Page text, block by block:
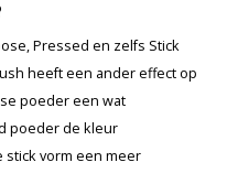
Pressed en zelfs Stick
heeft een ander effect op
poeder een wat
poeder de kleur
vorm een meer